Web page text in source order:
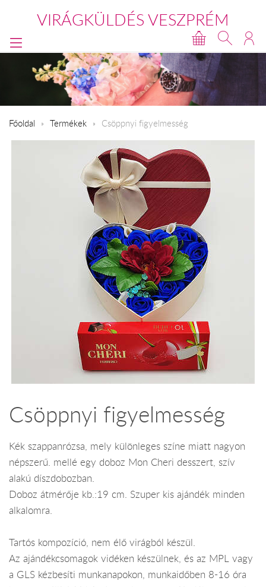
VIRÁGKÜLDÉS VESZPRÉM
Főoldal Termékek Csöppnyi figyelmesség
Csöppnyi figyelmesség
Kék szappanrózsa, mely különleges színe miatt nagyon
népszerű. mellé egy doboz Mon Cheri desszert, szív
alakú díszdobozban.
Doboz átmérője kb.:19 cm. Szuper kis ajándék minden
alkalomra.
Tartós kompozíció, nem élő virágból készül.
Az ajándékcsomagok vidéken készülnek, és az MPL vagy
a GLS kézbesíti munkanapokon, munkaidőben 8-16 óra